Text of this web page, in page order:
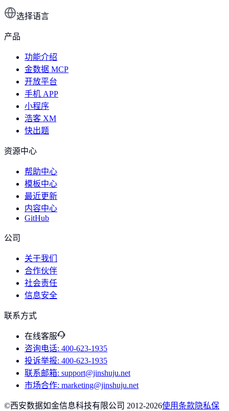
选择语言
产品
功能介绍
金数据 MCP
开放平台
手机 APP
小程序
浩客 XM
快出题
资源中心
帮助中心
模板中心
最近更新
内容中心
GitHub
公司
关于我们
合作伙伴
社会责任
信息安全
联系方式
在线客服
咨询电话: 400-623-1935
投诉举报: 400-623-1935
联系邮箱: support@jinshuju.net
市场合作: marketing@jinshuju.net
©西安数据如金信息科技有限公司 2012-2026使用条款隐私保